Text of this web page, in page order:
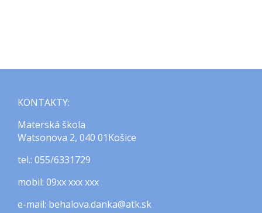
KONTAKTY:
Materská škola
Watsonova 2, 040 01Košice
tel.: 055/6331729
mobil: 09xx xxx xxx
e-mail: behalova.danka@atk.sk